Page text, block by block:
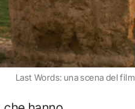
Last Words: una scena del film